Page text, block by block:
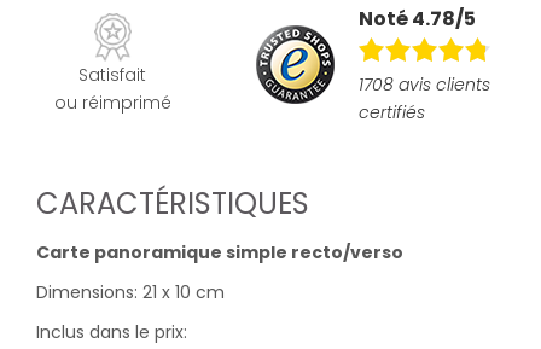
Satisfait
ou réimprimé
Noté 4.78/5
1708 avis clients
certifiés
CARACTÉRISTIQUES
Carte panoramique simple recto/verso
Dimensions: 21 x 10 cm
Inclus dans le prix: